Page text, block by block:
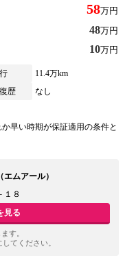
58万円
48万円
10万円
11.4万km
歴
なし
早い時期が保証適用の条件と
ムアール）
１８
見る
す。
てください。